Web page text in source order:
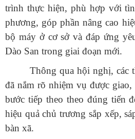
trình thực hiện, phù hợp với
phương, góp phần nâng cao
bộ máy ở cơ sở và đáp ứng
Dào San trong giai đoạn mới.
Thông qua hội nghị, các
đã nắm rõ nhiệm vụ được giao,
bước tiếp theo theo đúng tiến
hiệu quả chủ trương sắp xếp,
bàn xã.
Số:42/TB-UBND
Tên:
(THÔNG BÁO Địa chỉ trụ sở,
hướng dẫn giải đáp phản ánh, kiến
thực hiện thủ tục hành chính và cung
ban nhân dân xã Dào San)
1653/TB-UBND
Tên:(THÔNG BÁO Thực hiện kế
dự án 1 dự án 9 thuộc Chương trình
hội vùng đồng bào dân tộc thiểu số
địa bàn xã Dào San)
Ngày ban hành: (09/07/2026)